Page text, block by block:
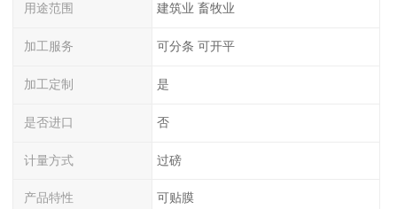
用途范围 建筑业 畜牧业
加工服务 可分条 可开平
加工定制 是
是否进口 否
计量方式 过磅
产品特性 可贴膜